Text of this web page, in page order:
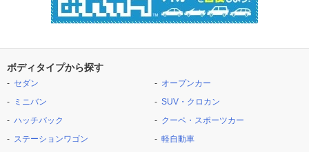
ボディタイプから探す
セダン
ミニバン
ハッチバック
ステーションワゴン
オープンカー
SUV・クロカン
クーペ・スポーツカー
軽自動車